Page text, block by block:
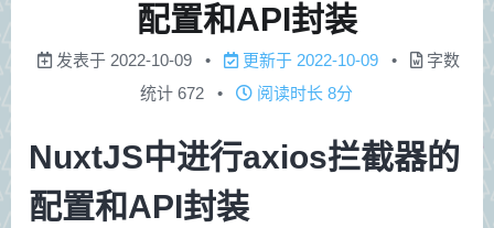
配置和API封装
发表于 2022-10-09 更新于 2022-10-09
字数
统计 672 阅读时长 8分
NuxtJS中进行axios拦截器的
配置和API封装